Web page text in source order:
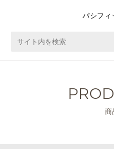
パシフィ
商